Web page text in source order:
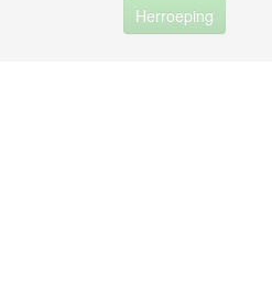
Herroeping